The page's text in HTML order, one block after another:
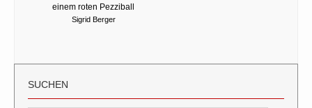
Sigrid Berger
SUCHEN